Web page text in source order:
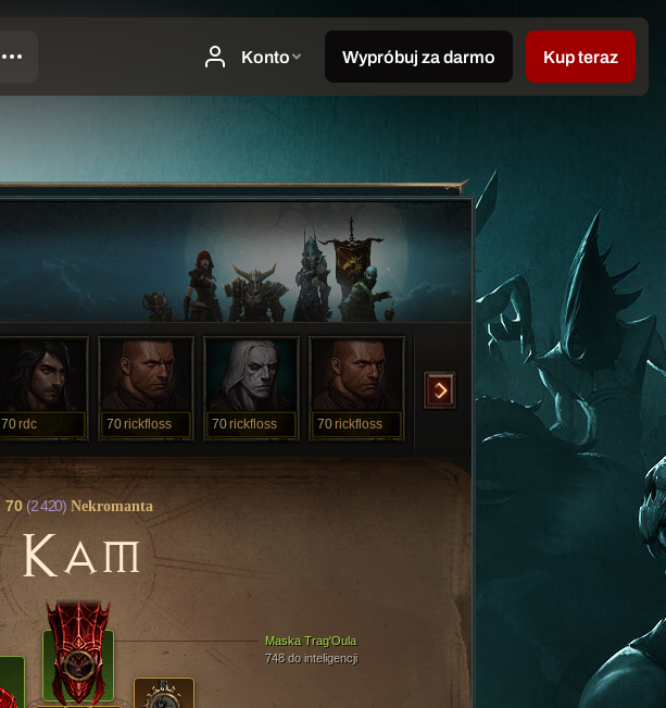
70rdc 70rickfloss 70rickfloss 70rickfloss 70tcw
70 (2 420)Nekromanta
KAM
Maska Trag'Oula
748 do inteligencji